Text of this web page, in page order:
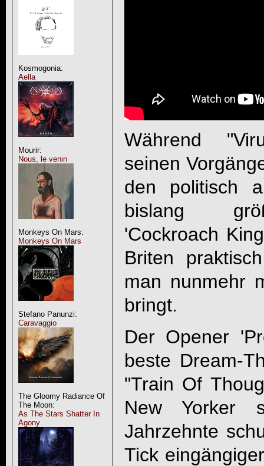
Kosmogonia:
Aella
Mourir:
Nous, le venin
Monkeys On Mars:
Monkeys On Mars
Stefano Panunzi:
Caravaggio
The Gloomy Radiance Of
The Moon:
As The Stars Shatter In
Agony
Während "
seinen
den politisch
bislang
'Cockroach
Briten
man nunmehr
bringt.
Der Opener
beste Dream-
"Train Of
New Yorker
Jahrzehnte
Tick